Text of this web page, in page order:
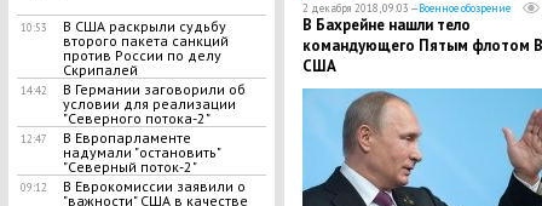
10:53
В США раскрыли судьбу
второго пакета санкций
против России по делу
Скрипалей
14:42
В Германии заговорили об
условии для реализации
"Северного потока-2"
12:47
В Европарламенте
надумали "остановить"
"Северный поток-2"
09:12
В Еврокомиссии заявили о
"важности" США в качестве
2 декабря 2018, 09:03 —Военное обозрение
В Бахрейне нашли тело
командующего Пятым флотом
США